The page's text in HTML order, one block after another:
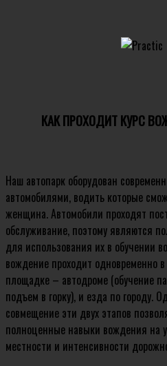
КАК ПРОХОДИТ КУРС
Наш автопарк оборудован
автомобилями, водить которые
женщина. Автомобили проходят
обслуживание, поэтому являются
для использования их в обучении
вождение проходит одновременно
площадке – автодроме (обучение
подъем в горку), и езда по городу.
совмещение эти двух этапов
полноценные навыки вождения на
местности и интенсивности